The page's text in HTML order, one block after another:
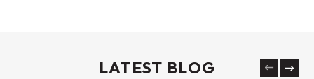
LATEST BLOG